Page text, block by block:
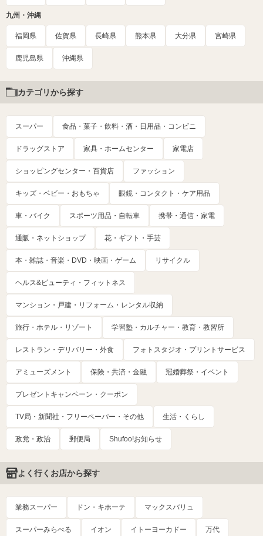
九州・沖縄
福岡県 佐賀県 長崎県 熊本県 大分県 宮崎県
鹿児島県 沖縄県
カテゴリから探す
スーパー 食品・菓子・飲料・酒・日用品・コンビニ
ドラッグストア 家具・ホームセンター 家電店
ショッピングセンター・百貨店 ファッション
キッズ・ベビー・おもちゃ 眼鏡・コンタクト・ケア用品
車・バイク スポーツ用品・自転車 携帯・通信・家電
通販・ネットショップ 花・ギフト・手芸
本・雑誌・音楽・DVD・映画・ゲーム リサイクル
ヘルス&ビューティ・フィットネス
マンション・戸建・リフォーム・レンタル収納
旅行・ホテル・リゾート 学習塾・カルチャー・教育・教習所
レストラン・デリバリー・外食 フォトスタジオ・プリントサービス
アミューズメント 保険・共済・金融 冠婚葬祭・イベント
プレゼントキャンペーン・クーポン
TV局・新聞社・フリーペーパー・その他 生活・くらし
政党・政治 郵便局 Shufoo!お知らせ
よく行くお店から探す
業務スーパー ドン・キホーテ マックスバリュ
スーパーみらべる イオン イトーヨーカドー 万代